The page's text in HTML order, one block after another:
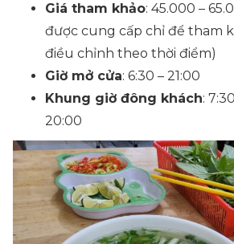
Giá tham khảo: 45.000 –
được cung cấp chỉ để tham
điều chỉnh theo thời điểm)
Giờ mở cửa: 6:30 – 21:00
Khung giờ đông khách:
20:00